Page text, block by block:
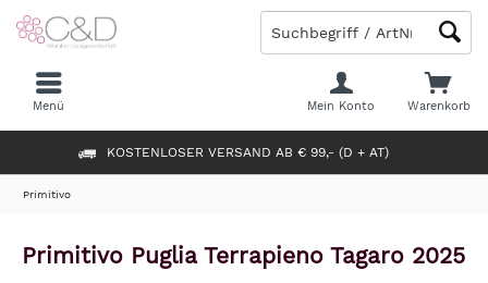
KOSTENLOSER VERSAND AB € 99,- (D + AT)
Warenkorb
Mein Konto
Menü
Primitivo
Primitivo Puglia Terrapieno Tagaro 2025